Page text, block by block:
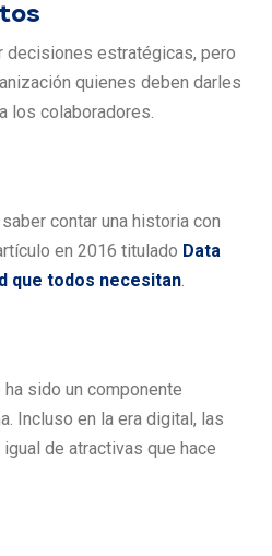
decisiones estratégicas, pero
quienes deben darles
los colaboradores.
contar una historia con
en 2016 titulado Data
que todos necesitan.
sido un componente
Incluso en la era digital, las
de atractivas que hace